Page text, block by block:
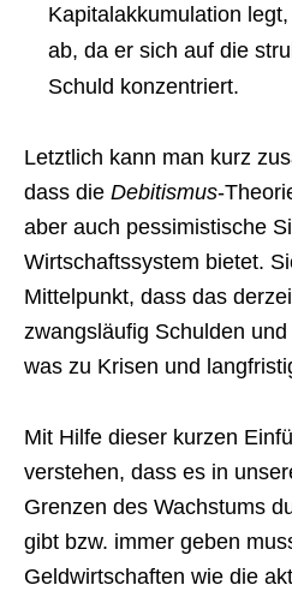
Kapitalakkumulation
ab, da er sich auf die
Schuld konzentriert.
Letztlich kann man kurz
dass die Debitismus-
aber auch pessimistische
Wirtschaftssystem bietet.
Mittelpunkt, dass das
zwangsläufig Schulden
was zu Krisen und
Mit Hilfe dieser kurzen
verstehen, dass es in
Grenzen des Wachstums
gibt bzw. immer geben
Geldwirtschaften wie die